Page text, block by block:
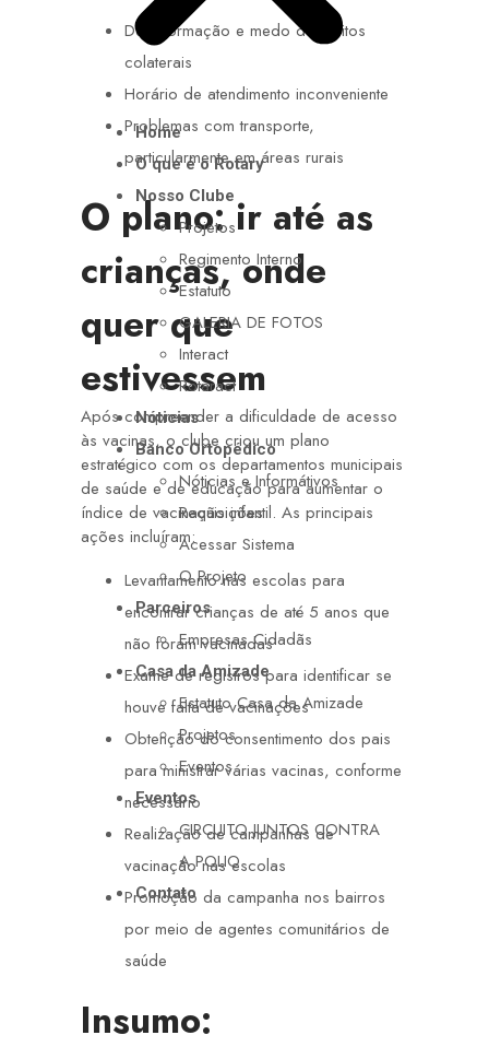
Home
O que é o Rotary
Nosso Clube
Projetos
Regimento Interno
Estatuto
GALERIA DE FOTOS
Interact
Rotaract
Nóticias
Banco Ortopédico
Nóticias e Informátivos
Requisições
Acessar Sistema
O Projeto
Parceiros
Empresas Cidadãs
Casa da Amizade
Estatuto Casa da Amizade
Projetos
Eventos
Eventos
CIRCUITO JUNTOS CONTRA
A POLIO
Contato
Desinformação e medo de efeitos
colaterais
Horário de atendimento inconveniente
Problemas com transporte,
particularmente em áreas rurais
O plano: ir até as
crianças, onde
quer que
estivessem
Após compreender a dificuldade de acesso
às vacinas, o clube criou um plano
estratégico com os departamentos municipais
de saúde e de educação para aumentar o
índice de vacinação infantil. As principais
ações incluíram:
Levantamento nas escolas para
encontrar crianças de até 5 anos que
não foram vacinadas
Exame de registros para identificar se
houve falta de vacinações
Obtenção do consentimento dos pais
para ministrar várias vacinas, conforme
necessário
Realização de campanhas de
vacinação nas escolas
Promoção da campanha nos bairros
por meio de agentes comunitários de
saúde
Insumo: